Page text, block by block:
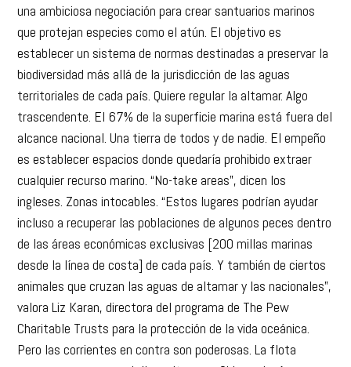
una ambiciosa negociación para crear santuarios marinos
que protejan especies como el atún. El objetivo es
establecer un sistema de normas destinadas a preservar la
biodiversidad más allá de la jurisdicción de las aguas
territoriales de cada país. Quiere regular la altamar. Algo
trascendente. El 67% de la superficie marina está fuera del
alcance nacional. Una tierra de todos y de nadie. El empeño
es establecer espacios donde quedaría prohibido extraer
cualquier recurso marino. “No-take areas”, dicen los
ingleses. Zonas intocables. “Estos lugares podrían ayudar
incluso a recuperar las poblaciones de algunos peces dentro
de las áreas económicas exclusivas [200 millas marinas
desde la línea de costa] de cada país. Y también de ciertos
animales que cruzan las aguas de altamar y las nacionales”,
valora Liz Karan, directora del programa de The Pew
Charitable Trusts para la protección de la vida oceánica.
Pero las corrientes en contra son poderosas. La flota